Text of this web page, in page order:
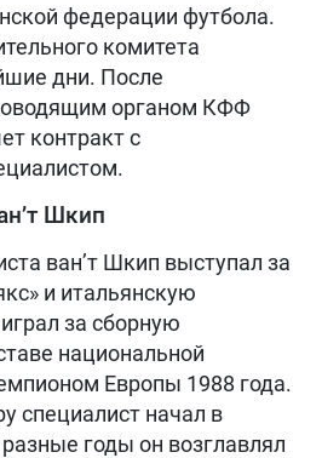
федерации футбола.
комитета
дни. После
органом КФФ
контракт с
Шкип
ван’т Шкип выступал за
и итальянскую
за сборную
национальной
Европы 1988 года.
специалист начал в
годы он возглавлял